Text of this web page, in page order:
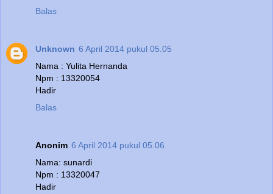
Balas
Unknown 6 April 2014 pukul 05.05
Nama : Yulita Hernanda
Npm : 13320054
Hadir
Balas
Anonim 6 April 2014 pukul 05.06
Nama: sunardi
Npm : 13320047
Hadir